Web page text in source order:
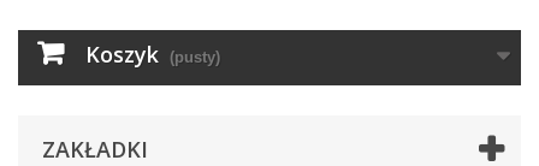
Koszyk (pusty)
ZAKŁADKI